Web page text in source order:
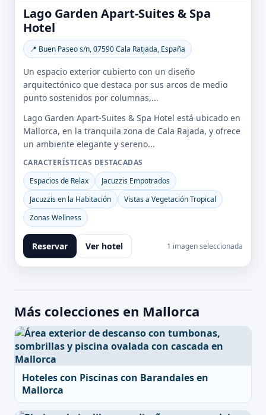
Lago Garden Apart-Suites & Spa
Hotel
📍 Buen Paseo s/n, 07590 Cala Ratjada, España
Un espacio exterior cubierto con un diseño
arquitectónico que destaca por sus arcos de medio
punto sostenidos por columnas,...
Lago Garden Apart-Suites & Spa Hotel está ubicado en
Mallorca, en la tranquila zona de Cala Rajada, y ofrece
un ambiente elegante y sereno...
CARACTERÍSTICAS DESTACADAS
Espacios de Relax
Jacuzzis Empotrados
Jacuzzis en la Habitación
Vistas a Vegetación Tropical
Zonas Wellness
Reservar Ver hotel 1 imagen seleccionada
Más colecciones en Mallorca
Hoteles con Piscinas con Barandales en
Mallorca